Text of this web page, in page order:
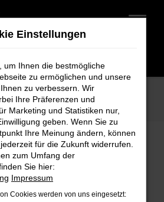
Audi Q8
Finden Sie Ihren Audi Q8
Schmidt + Koch
Audi Q8
für Weyhe bei
Einstellungen
um Ihnen die bestmögliche
zu ermöglichen und unsere
zu verbessern. Wir
Ihre Präferenzen und
Marketing und Statistiken nur,
geben. Wenn Sie zu
Ihre Meinung ändern, können
für die Zukunft widerrufen.
zum Umfang der
Sie hier:
Impressum
Cookies werden von uns eingesetzt: